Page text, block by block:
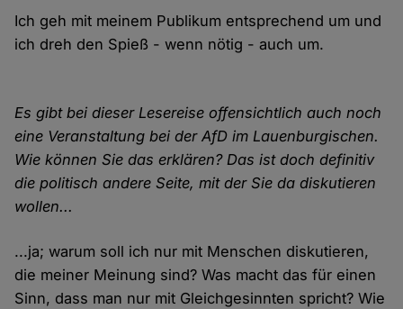
Ich geh mit meinem Publikum entsprechend um und
ich dreh den Spieß - wenn nötig - auch um.
Es gibt bei dieser Lesereise offensichtlich auch noch
eine Veranstaltung bei der AfD im Lauenburgischen.
Wie können Sie das erklären? Das ist doch definitiv
die politisch andere Seite, mit der Sie da diskutieren
wollen...
...ja; warum soll ich nur mit Menschen diskutieren,
die meiner Meinung sind? Was macht das für einen
Sinn, dass man nur mit Gleichgesinnten spricht? Wie